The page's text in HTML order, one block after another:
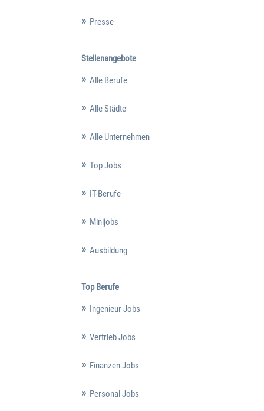
Presse
Stellenangebote
Alle Berufe
Alle Städte
Alle Unternehmen
Top Jobs
IT-Berufe
Minijobs
Ausbildung
Top Berufe
Ingenieur Jobs
Vertrieb Jobs
Finanzen Jobs
Personal Jobs